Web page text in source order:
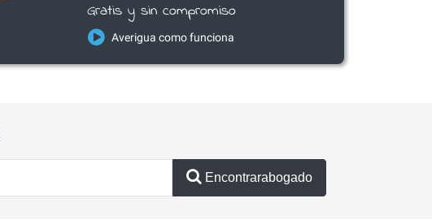
Gratis y sin compromiso
Averigua como funciona
Encontrarabogado